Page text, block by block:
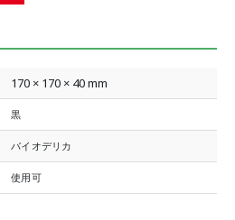
170 × 170 × 40 mm
黒
バイオデリカ
使用可